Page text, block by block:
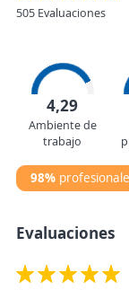
505 Evaluaciones
4,29
Ambiente de
trabajo
98%
Evaluaciones